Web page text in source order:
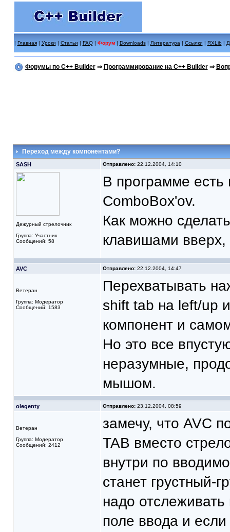
| Главная| Уроки | Статьи | FAQ| Форум | Downloads| Литература | Ссылки | RXLib |
Форумы по C++ Builder⇒ Программирование на C++ Builder⇒
Переход между компонентами?
SASH Отправлено:22.12.2004, 14:10
Дежурный стрелочник
Группа: Участник
Сообщений: 58
В программе есть
ComboBox'ov.
Как можно
клавишами вверх,
AVC Отправлено:22.12.2004, 14:47
Ветеран
Группа: Модератор
Сообщений: 1583
Перехватывать
shift tab на left/up
компонент и
Но это все
неразумные,
мышом.
olegenty Отправлено:23.12.2004, 08:59
Ветеран
Группа: Модератор
Сообщений: 2412
замечу, что AVC
TAB вместо
внутри по
станет грустный-
надо отслеживать
поле ввода и если